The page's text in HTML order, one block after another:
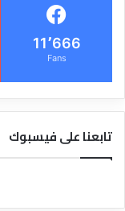
11٬666
Fans
تابعنا على فيسبوك